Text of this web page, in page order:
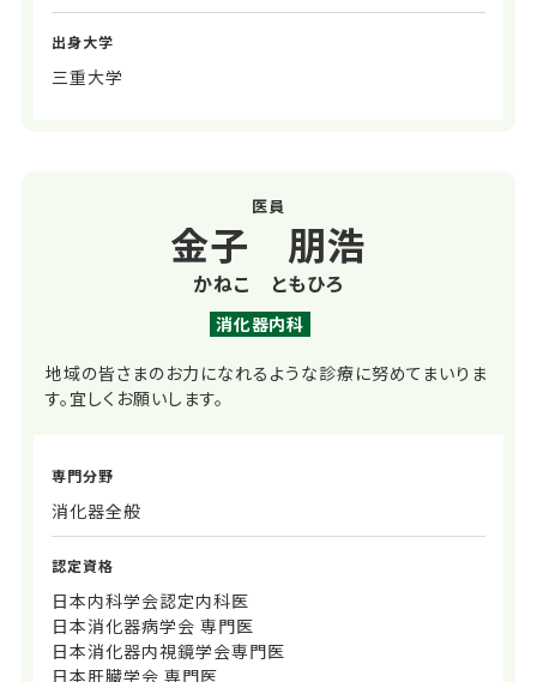
出身大学
三重大学
医員
金子 朋浩
かねこ ともひろ
消化器内科
地域の皆さまのお力になれるような診療に努めてまいりま
す。宜しくお願いします。
専門分野
消化器全般
認定資格
日本内科学会認定内科医
日本消化器病学会 専門医
日本消化器内視鏡学会専門医
日本肝臓学会 専門医